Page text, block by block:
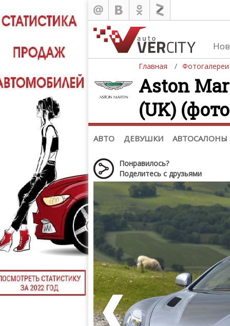
Главная Фотогалереи
Aston
(UK)
АВТО ДЕВУШКИ АВТОСАЛОНЫ
Автомобили
Последние добавления
Список марок
(+1102)
Понравилось?
Поделитесь с друзьями